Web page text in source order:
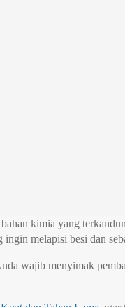
kimia yang
melapisi besi dan
wajib menyimak